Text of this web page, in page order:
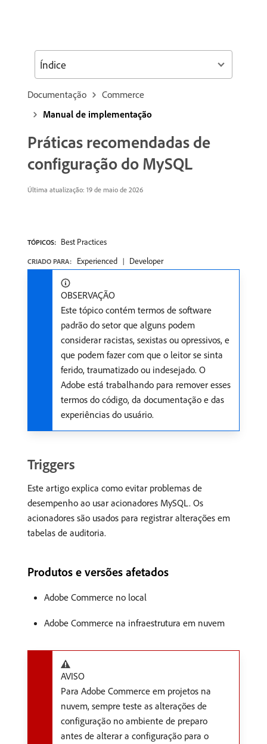
Documentação
Commerce
Manual de implementação
Práticas recomendadas de
configuração do MySQL
Última atualização: 19 de maio de 2026
TÓPICOS: Best Practices
CRIADO PARA: Experienced Developer
OBSERVAÇÃO
Este tópico contém termos de software
padrão do setor que alguns podem
considerar racistas, sexistas ou opressivos, e
que podem fazer com que o leitor se sinta
ferido, traumatizado ou indesejado. O
Adobe está trabalhando para remover esses
termos do código, da documentação e das
experiências do usuário.
Triggers
Este artigo explica como evitar problemas de
desempenho ao usar acionadores MySQL. Os
acionadores são usados para registrar alterações em
tabelas de auditoria.
Produtos e versões afetados
Adobe Commerce no local
Adobe Commerce na infraestrutura em nuvem
AVISO
Para Adobe Commerce em projetos na
nuvem, sempre teste as alterações de
configuração no ambiente de preparo
antes de alterar a configuração para o
Índice